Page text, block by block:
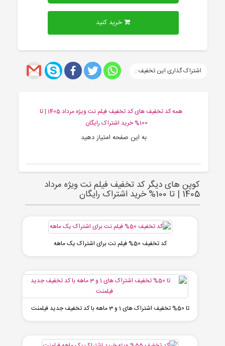
خرید کنید
اشتراک گذاری این تخفیف :
همه کد تخفیف های کد تخفیف فیلم نت ویژه مرداد 1405 | تا
100% خرید اشتراک رایگان
به این صفحه امتیاز دهید
کوپن های دیگر کد تخفیف فیلم نت ویژه مرداد
1405 | تا 100% خرید اشتراک رایگان
کد تخفیف 50% فیلم نت برای اشتراک یک ماهه
تا 50% تخفیف اشتراک های 1 و 3 ماهه با کد تخفیف جدید فیلمنت